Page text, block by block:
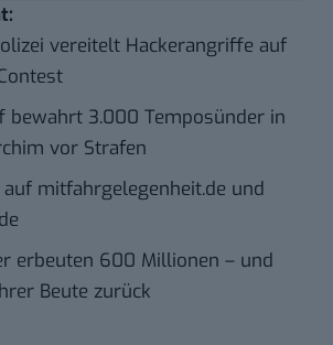
vereitelt Hackerangriffe auf
bewahrt 3.000 Temposünder in
vor Strafen
auf mitfahrgelegenheit.de und
erbeuten 600 Millionen – und
Beute zurück